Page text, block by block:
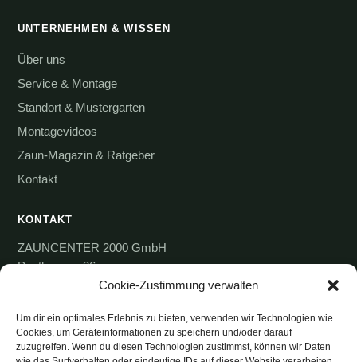
Cookie-Zustimmung verwalten
Um dir ein optimales Erlebnis zu bieten, verwenden wir Technologien wie
Cookies, um Geräteinformationen zu speichern und/oder darauf
zuzugreifen. Wenn du diesen Technologien zustimmst, können wir Daten
UNTERNEHMEN & WISSEN
Über uns
Service & Montage
Standort & Mustergarten
Montagevideos
Zaun-Magazin & Ratgeber
Kontakt
KONTAKT
ZAUNCENTER 2000 GmbH
Posthausen 36
28870 Ottersberg
04297-4446807
Mo.
geschlossen